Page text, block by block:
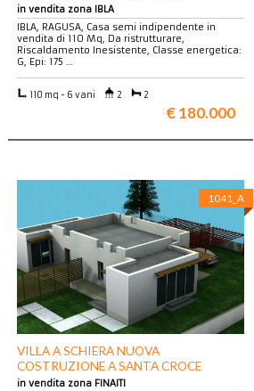
in vendita zona IBLA
IBLA, RAGUSA, Casa semi indipendente in
vendita di 110 Mq, Da ristrutturare,
Riscaldamento Inesistente, Classe energetica:
G, Epi: 175 …
110 mq - 6 vani 2 2
€ 180.000
1041_A
VILLA A SCHIERA NUOVA
COSTRUZIONE A SANTA CROCE
CAMERINA
in vendita zona FINAITI